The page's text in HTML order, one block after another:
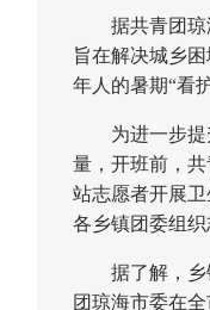
据共青团琼海
旨在解决城乡
年人的暑期“看
为进一步提升
量，开班前，
站志愿者开展
各乡镇团委组织
据了解，乡镇
团琼海市委在